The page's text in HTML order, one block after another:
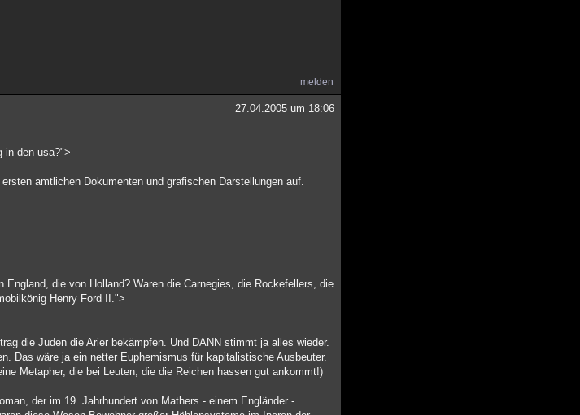
melden
27.04.2005 um 18:06
in den usa?">
amtlichen Dokumenten und grafischen Darstellungen auf.
die von Holland? Waren die Carnegies, die Rockefellers, die
Henry Ford II.">
die Juden die Arier bekämpfen. Und DANN stimmt ja alles wieder.
Das wäre ja ein netter Euphemismus für kapitalistische Ausbeuter.
Metapher, die bei Leuten, die die Reichen hassen gut ankommt!)
der im 19. Jahrhundert von Mathers - einem Engländer -